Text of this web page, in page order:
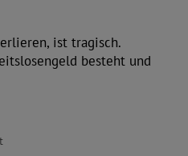
ist tragisch.
besteht und